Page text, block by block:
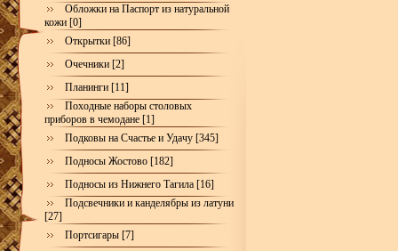
Обложки на Паспорт из натуральной
кожи [0]
Открытки [86]
Очечники [2]
Планинги [11]
Походные наборы столовых
приборов в чемодане [1]
Подковы на Счастье и Удачу [345]
Подносы Жостово [182]
Подносы из Нижнего Тагила [16]
Подсвечники и канделябры из латуни
[27]
Портсигары [7]